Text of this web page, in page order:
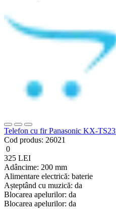
Telefon cu fir Panasonic KX-
Cod produs: 26021
0
325 LEI
Adâncime: 200 mm
Alimentare electrică: baterie
Așteptând cu muzică: da
Blocarea apelurilor: da
Blocarea apelurilor: da